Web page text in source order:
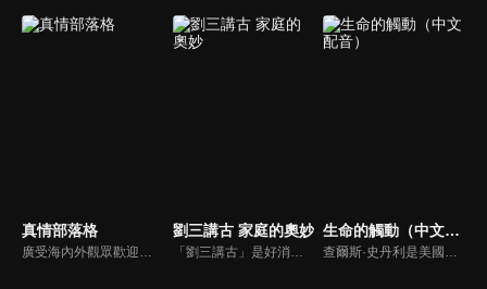
真情部落格
廣受海內外觀眾歡迎的真情部落格，是以見證故事為主軸的訪談節目，由知名主播夏嘉璐主持，莊信德牧師、黃國倫牧師回應，來賓在節目中自在的暢談自己的生命歷程，這些最真實的生命見證也幫助許多人走出低谷。
劉三講古 家庭的奧妙
「劉三講古」是好消息最老牌的節目，除了加入戲劇元素「喳唸伯與長腳姨」外，並蒐集無數史料，找到美好而精彩的基督徒生命故事，好讓福音更輕鬆真實的呈現在觀眾眼前。
生命的觸動（中文配音）
查爾斯·史丹利是美國第一浸信會的主任牧師，也是In Touch Ministries的創始人，也是紐約時報暢銷書作家。